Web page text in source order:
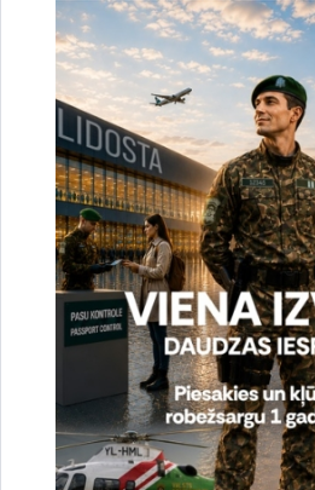
tālr.: 65703046 , e-pasts:
Saistītas tēmas
Aktualitātes: Vizītes un tikšanās
Drukāt lapu
Dalīties